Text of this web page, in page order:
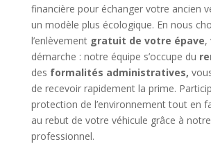
financière pour échanger votre ancien
un modèle plus écologique. En nous
l’enlèvement gratuit de votre épave,
démarche : notre équipe s’occupe du
des formalités administratives,
de recevoir rapidement la prime.
protection de l’environnement tout en
au rebut de votre véhicule grâce à
professionnel.